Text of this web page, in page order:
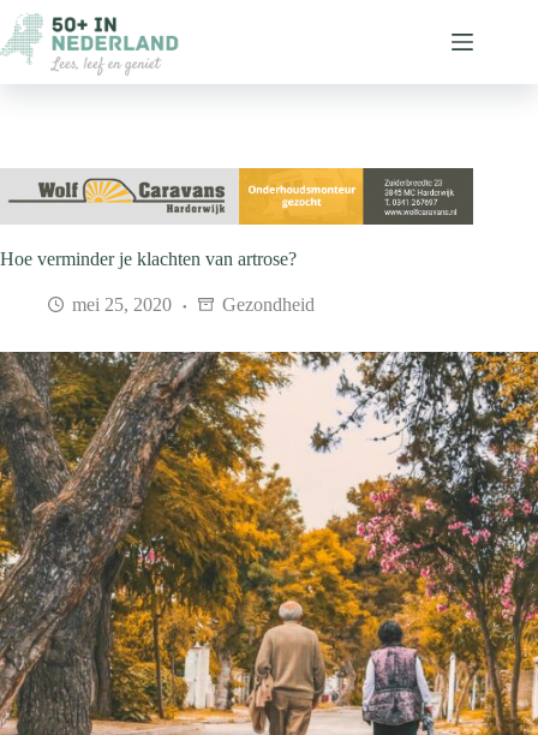
naar
de
inhoud
Hoe verminder je klachten van artrose?
mei 25, 2020 Gezondheid